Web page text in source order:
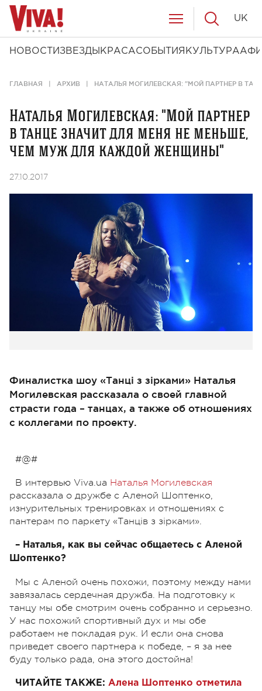
НОВОСТИ ЗВЕЗДЫ КРАСАСОБЫТИЯ КУЛЬТУРА
UK
ГЛАВНАЯ АРХИВ НАТАЛЬЯ МОГИЛЕВСКАЯ: "МОЙ ПАРТНЕР В
Наталья Могилевская: "Мой партнер
в танце значит для меня не меньше,
чем муж для каждой женщины"
27.10.2017
Финалистка шоу «Танці з зірками» Наталья
Могилевская рассказала о своей главной
страсти года – танцах, а также об отношениях
с коллегами по проекту.
#@#
В интервью Viva.ua Наталья Могилевская
рассказала о дружбе с Аленой Шоптенко,
изнурительных тренировках и отношениях с
пантерам по паркету «Танців з зірками».
– Наталья, как вы сейчас общаетесь с Аленой
Шоптенко?
Мы с Аленой очень похожи, поэтому между нами
завязалась сердечная дружба. На подготовку к
танцу мы обе смотрим очень собранно и серьезно.
У нас похожий спортивный дух и мы обе
работаем не покладая рук. И если она снова
приведет своего партнера к победе, – я за нее
буду только рада, она этого достойна!
ЧИТАЙТЕ ТАКЖЕ: Алена Шоптенко отметила